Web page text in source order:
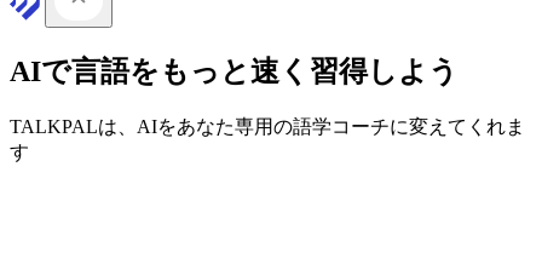
AIで言語をもっと速く習得しよう
TALKPALは、AIをあなた専用の語学コーチに変えてくれま
す